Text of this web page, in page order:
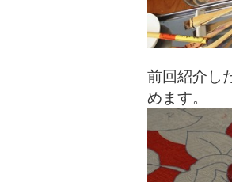
前回紹介し
めます。